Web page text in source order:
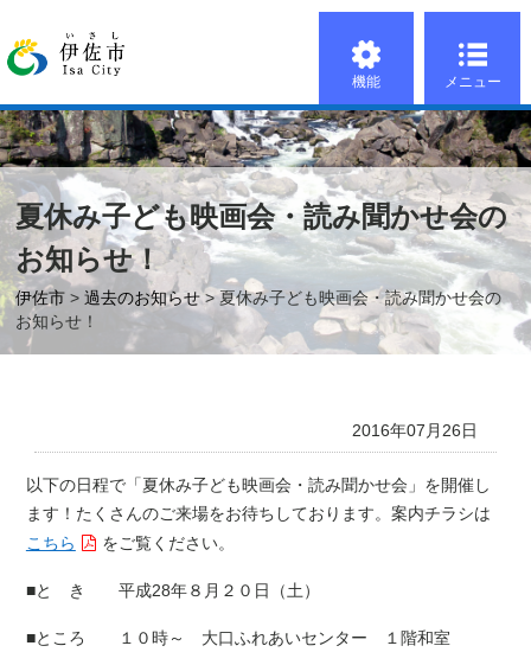
機能 メニュー
夏休み子ども映画会・読み聞かせ会の
お知らせ！
伊佐市 >過去のお知らせ> 夏休み子ども映画会・読み聞かせ会の
お知らせ！
2016年07月26日
以下の日程で「夏休み子ども映画会・読み聞かせ会」を開催し
ます！たくさんのご来場をお待ちしております。案内チラシは
こちら
をご覧ください。
■と き 平成28年８月２０日（土）
■ところ １０時～ 大口ふれあいセンター １階和室